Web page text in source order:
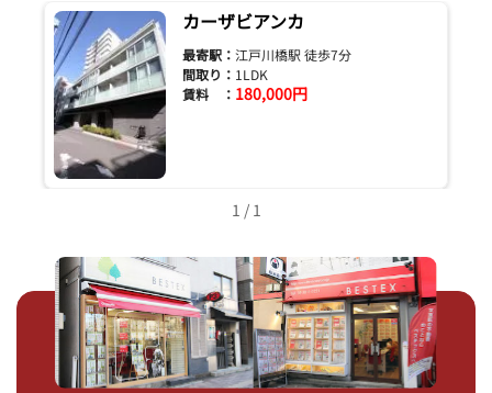
カーザビアンカ
最寄駅： 江戸川橋駅 徒歩7分
間取り： 1LDK
賃料 ： 180,000円
1 / 1